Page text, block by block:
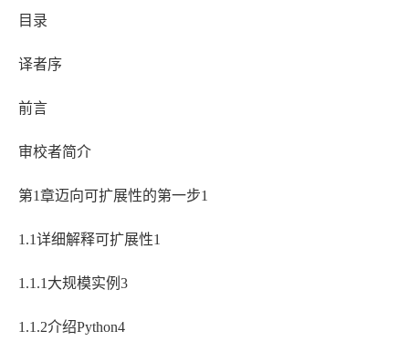
目录
译者序
前言
审校者简介
第1章迈向可扩展性的第一步1
1.1详细解释可扩展性1
1.1.1大规模实例3
1.1.2介绍Python4